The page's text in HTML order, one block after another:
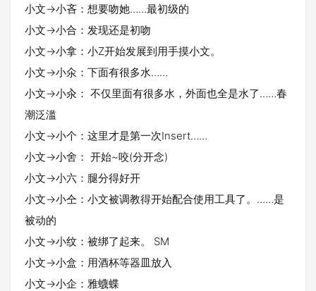
小文→小吝：想要吻她……最初级的
小文→小合：发现还是初吻
小文→小拿：小Z开始发展到用手摸小文。
小文→小氽：下面有很多水……
小文→小汆： 不仅里面有很多水，外面也全是水了……春
潮泛滥
小文→小个：这里才是第一次Insert……
小文→小舍： 开始~咬(分开念)
小文→小六：腿分得好开
小文→小仝：小文被调教得开始配合使用工具了。……是
被动的
小文→小纹：被绑了起来。 SM
小文→小盒：用酒杯等器皿放入
小文→小企：雅蠛蝶